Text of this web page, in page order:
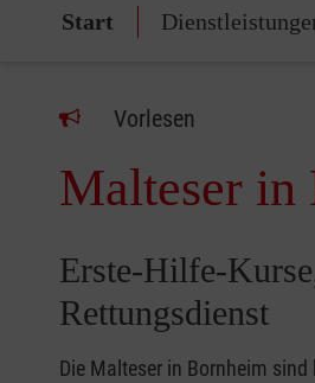
Start
Vorlesen
Malteser in
Erste-Hilfe-
Rettungsdienst
Die Malteser in Bornheim